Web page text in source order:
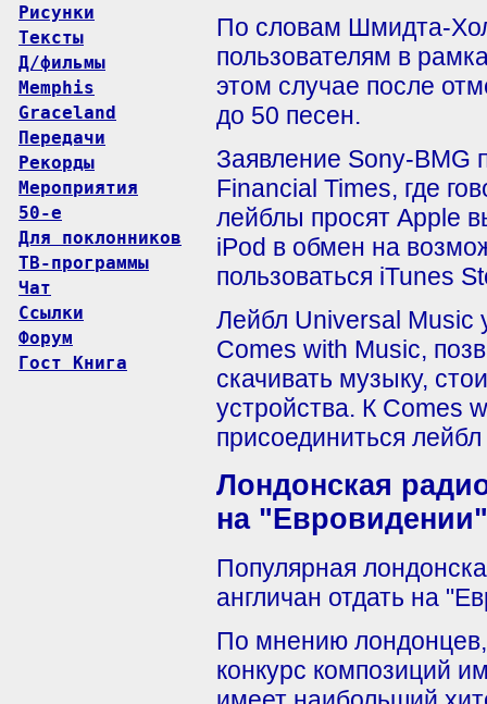
Рисунки
Тексты
Д/фильмы
Memphis
Graceland
Передачи
Рекорды
Мероприятия
50-е
Для поклонников
ТВ-программы
Чат
Ссылки
Форум
Гост Книга
По словам Шмидта-
пользователям в
этом случае после
до 50 песен.
Заявление Sony-BMG
Financial Times, где
лейблы просят Apple
iPod в обмен на
пользоваться iTunes
Лейбл Universal Music
Comes with Music,
скачивать музыку,
устройства. К Comes
присоединиться
Лондонская
на
Популярная
англичан отдать на
По мнению лондонцев,
конкурс композиций